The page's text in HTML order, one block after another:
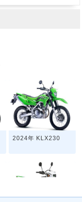
2024年 KLX230